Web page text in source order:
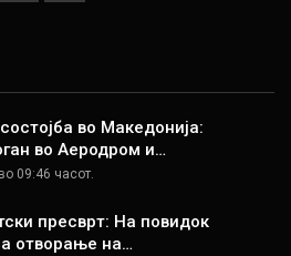
во Македонија:
во Аеродром и…
09:46 часот.
пресврт: На повидок
отворање на…